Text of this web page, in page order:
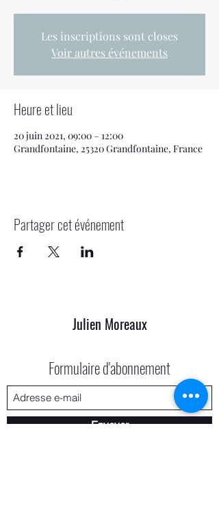
Les inscriptions sont closes
Voir autres événements
Heure et lieu
20 juin 2021, 09:00 – 12:00
Grandfontaine, 25320 Grandfontaine, France
Partager cet événement
Julien Moreaux
Formulaire d'abonnement
Envoyer